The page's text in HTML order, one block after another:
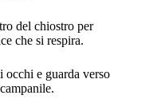
del chiostro per
che si respira.
e guarda verso